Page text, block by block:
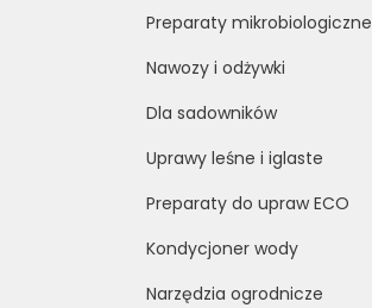
Preparaty mikrobiologiczne
Nawozy i odżywki
Dla sadowników
Uprawy leśne i iglaste
Preparaty do upraw ECO
Kondycjoner wody
Narzędzia ogrodnicze